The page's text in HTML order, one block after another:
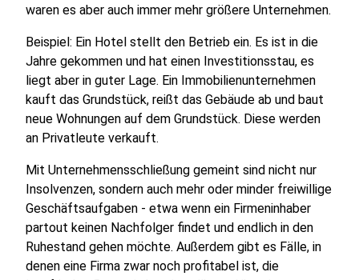
waren es aber auch immer mehr größere Unternehmen.
Beispiel: Ein Hotel stellt den Betrieb ein. Es ist in die
Jahre gekommen und hat einen Investitionsstau, es
liegt aber in guter Lage. Ein Immobilienunternehmen
kauft das Grundstück, reißt das Gebäude ab und baut
neue Wohnungen auf dem Grundstück. Diese werden
an Privatleute verkauft.
Mit Unternehmensschließung gemeint sind nicht nur
Insolvenzen, sondern auch mehr oder minder freiwillige
Geschäftsaufgaben - etwa wenn ein Firmeninhaber
partout keinen Nachfolger findet und endlich in den
Ruhestand gehen möchte. Außerdem gibt es Fälle, in
denen eine Firma zwar noch profitabel ist, die